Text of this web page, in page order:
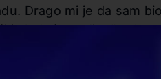
Drago mi je da sam
i sledeće godine“, rekao